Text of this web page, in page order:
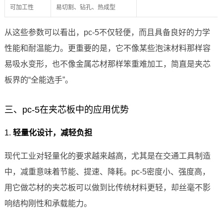
可加工性 易切割、钻孔、热成型
从这些参数可以看出，pc-5不仅轻便，而且具备良好的力学
性能和耐温能力。更重要的是，它不像某些泡沫材料那样容
易吸水变形，也不像金属芯材那样笨重难加工，简直是夹芯
板界的“全能选手”。
三、pc-5在夹芯板中的应用优势
1. 轻量化设计，减轻负担
现代工业对轻量化的要求越来越高，尤其是在交通工具制造
中，减重意味着节能、提速、降耗。pc-5密度小、强度高，
用它做芯材的夹芯板可以做到比传统材料更轻，却丝毫不影
响结构刚性和承载能力。